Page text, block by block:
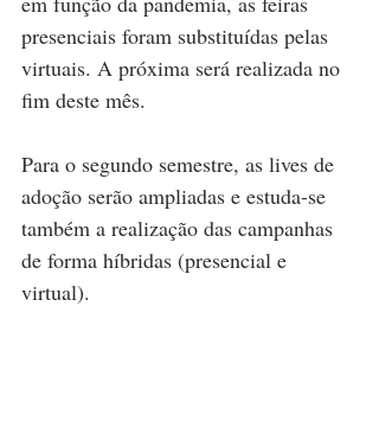
presenciais foram substituídas pelas
virtuais. A próxima será realizada no
fim deste mês.
Para o segundo semestre, as lives de
adoção serão ampliadas e estuda-se
também a realização das campanhas
de forma híbridas (presencial e
virtual).